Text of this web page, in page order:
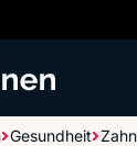
Gesundheit